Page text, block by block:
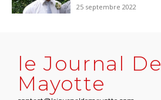
25 septembre 2022
le Journal De
Mayotte